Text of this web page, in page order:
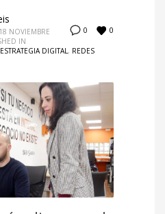
0 0
NOVIEMBRE
IN
DIGITAL, REDES